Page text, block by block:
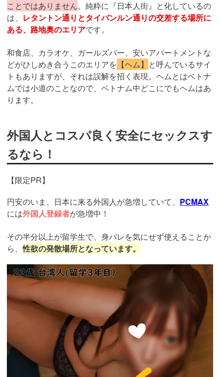
ことではありません。純粋に『日本人街』と化しているの
は、 レタントン通りとタイバンルン通りの交差する場所に
ある、路地奥のエリアです。
和食店、カラオケ、ガールズバー、安いアパートメントな
どがひしめき合うこのエリアを 【ヘム】 と呼んでいるサイ
トもありますが、それは誤解を招く表現。ヘムとはベトナ
ムでは小道のことなので、ベトナム中どこにでもヘムはあ
ります。
外国人とコスパ良く安全にセックスす
るなら！
【限定PR】
円安のいま、日本に来る外国人が急増していて、 PCMAX
には外国人登録者が急増中！
その半分以上が留学生で、身バレを気にせず使えることか
ら、性欲の発散場所となっています。
https://pcmax.jp/lp/?
ad_id=rm307152